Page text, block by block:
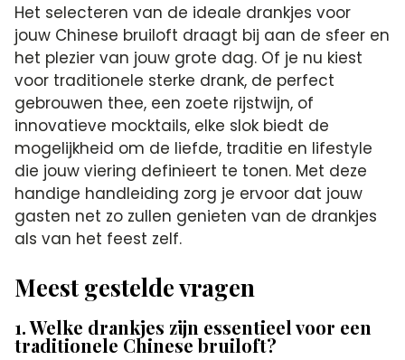
Het selecteren van de ideale drankjes voor
jouw Chinese bruiloft draagt bij aan de sfeer en
het plezier van jouw grote dag. Of je nu kiest
voor traditionele sterke drank, de perfect
gebrouwen thee, een zoete rijstwijn, of
innovatieve mocktails, elke slok biedt de
mogelijkheid om de liefde, traditie en lifestyle
die jouw viering definieert te tonen. Met deze
handige handleiding zorg je ervoor dat jouw
gasten net zo zullen genieten van de drankjes
als van het feest zelf.
Meest gestelde vragen
1. Welke drankjes zijn essentieel voor een
traditionele Chinese bruiloft?